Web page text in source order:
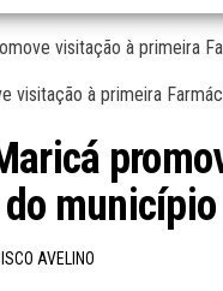
visitação à primeira
município
AVELINO